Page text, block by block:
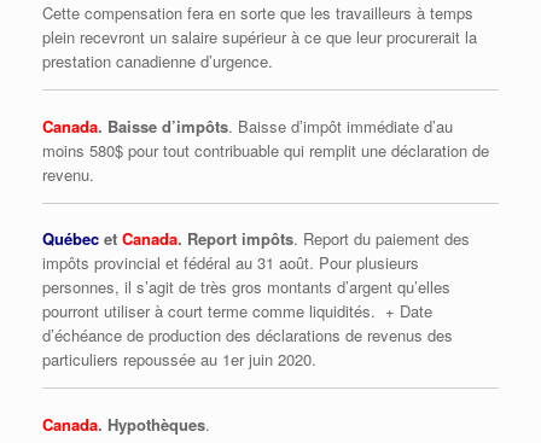
Cette compensation fera en sorte que les travailleurs à temps
plein recevront un salaire supérieur à ce que leur procurerait la
prestation canadienne d’urgence.
Canada. Baisse d’impôts. Baisse d’impôt immédiate d’au
moins 580$ pour tout contribuable qui remplit une déclaration de
revenu.
Québec et Canada. Report impôts. Report du paiement des
impôts provincial et fédéral au 31 août. Pour plusieurs
personnes, il s’agit de très gros montants d’argent qu’elles
pourront utiliser à court terme comme liquidités. + Date
d’échéance de production des déclarations de revenus des
particuliers repoussée au 1er juin 2020.
Canada. Hypothèques.